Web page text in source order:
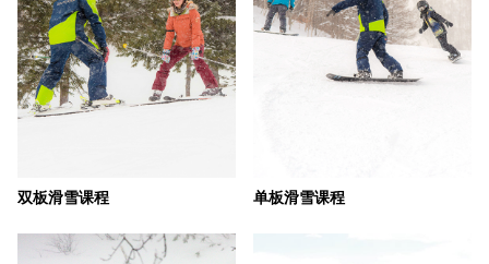
双板滑雪课程 单板滑雪课程